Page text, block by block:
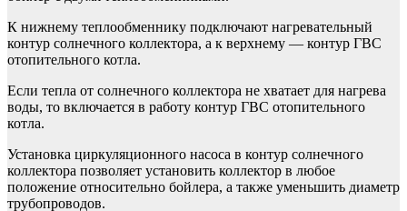
К нижнему теплообменнику подключают нагревательный
контур солнечного коллектора, а к верхнему — контур ГВС
отопительного котла.
Если тепла от солнечного коллектора не хватает для нагрева
воды, то включается в работу контур ГВС отопительного
котла.
Установка циркуляционного насоса в контур солнечного
коллектора позволяет установить коллектор в любое
положение относительно бойлера, а также уменьшить диаметр
трубопроводов.